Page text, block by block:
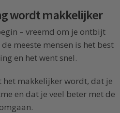
wordt makkelijker
– vreemd om je ontbijt
meeste mensen is het best
en het went snel.
het makkelijker wordt, dat je
en dat je veel beter met de